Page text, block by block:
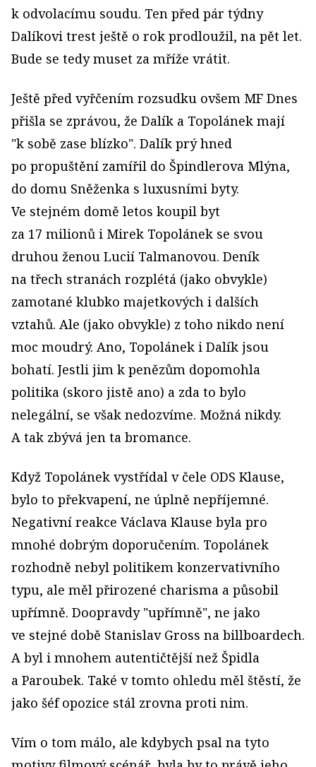
k odvolacímu soudu. Ten před pár týdny
Dalíkovi trest ještě o rok prodloužil, na pět let.
Bude se tedy muset za mříže vrátit.
Ještě před vyřčením rozsudku ovšem MF Dnes
přišla se zprávou, že Dalík a Topolánek mají
"k sobě zase blízko". Dalík prý hned
po propuštění zamířil do Špindlerova Mlýna,
do domu Sněženka s luxusními byty.
Ve stejném domě letos koupil byt
za 17 milionů i Mirek Topolánek se svou
druhou ženou Lucií Talmanovou. Deník
na třech stranách rozplétá (jako obvykle)
zamotané klubko majetkových i dalších
vztahů. Ale (jako obvykle) z toho nikdo není
moc moudrý. Ano, Topolánek i Dalík jsou
bohatí. Jestli jim k penězům dopomohla
politika (skoro jistě ano) a zda to bylo
nelegální, se však nedozvíme. Možná nikdy.
A tak zbývá jen ta bromance.
Když Topolánek vystřídal v čele ODS Klause,
bylo to překvapení, ne úplně nepříjemné.
Negativní reakce Václava Klause byla pro
mnohé dobrým doporučením. Topolánek
rozhodně nebyl politikem konzervativního
typu, ale měl přirozené charisma a působil
upřímně. Doopravdy "upřímně", ne jako
ve stejné době Stanislav Gross na billboardech.
A byl i mnohem autentičtější než Špidla
a Paroubek. Také v tomto ohledu měl štěstí, že
jako šéf opozice stál zrovna proti nim.
Vím o tom málo, ale kdybych psal na tyto